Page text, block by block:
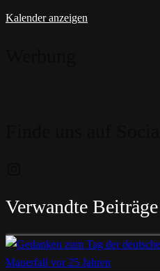
Kalender anzeigen
Verwandte Beiträge